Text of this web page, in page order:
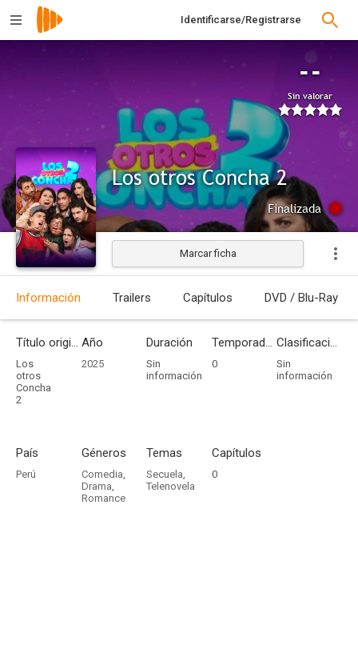
Identificarse/Registrarse
--
Sin valorar
Los otros Concha 2
Finalizada
Marcar ficha
Información Trailers Capítulos DVD / Blu-Ray
Título original
Los
otros
Concha
2
Año
2025
Duración
Sin
información
Temporadas
0
Clasificación por edades
Sin
información
País
Perú
Géneros
Comedia,
Drama,
Romance
Temas
Secuela,
Telenovela
Capítulos
0